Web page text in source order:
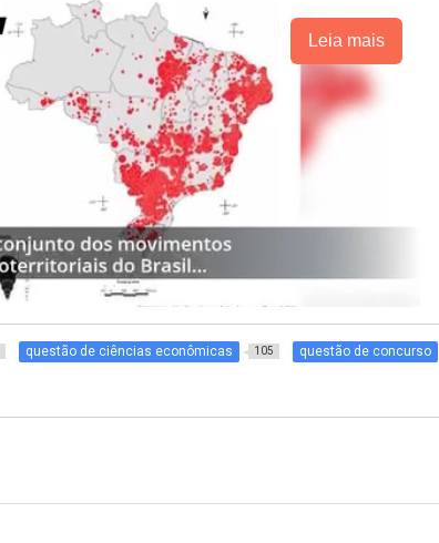
Leia mais
questão de ciências econômicas 105 questão de concurso